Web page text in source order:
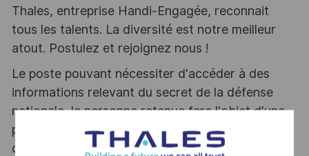
Thales, entreprise Handi-Engagée, reconnait
tous les talents. La diversité est notre meilleur
atout. Postulez et rejoignez nous !
Le poste pouvant nécessiter d'accéder à des
informations relevant du secret de la défense
nationale, la personne retenue fera l'objet d'une
procédure d’habilitation, conformément aux
dispositions des articles R.2311-1 et suivants du